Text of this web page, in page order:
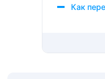
Как